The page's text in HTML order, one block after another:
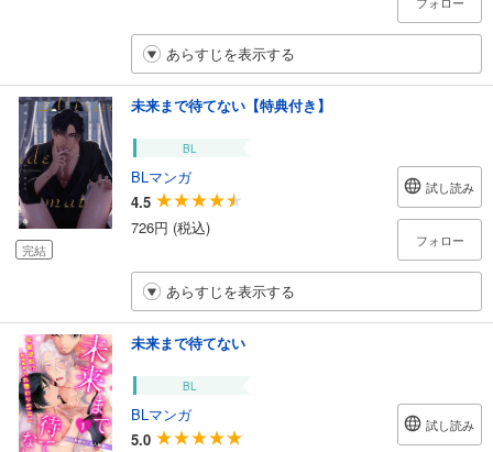
あらすじを表示する
完結
未来まで待てない【特典付き】
BL
BLマンガ
4.5
726円 (税込)
試し読み
フォロー
あらすじを表示する
未来まで待てない
BL
BLマンガ
5.0
試し読み